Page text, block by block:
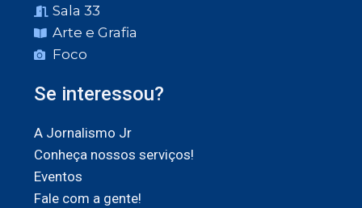
Sala 33
Arte e Grafia
Foco
Se interessou?
A Jornalismo Jr
Conheça nossos serviços!
Eventos
Fale com a gente!